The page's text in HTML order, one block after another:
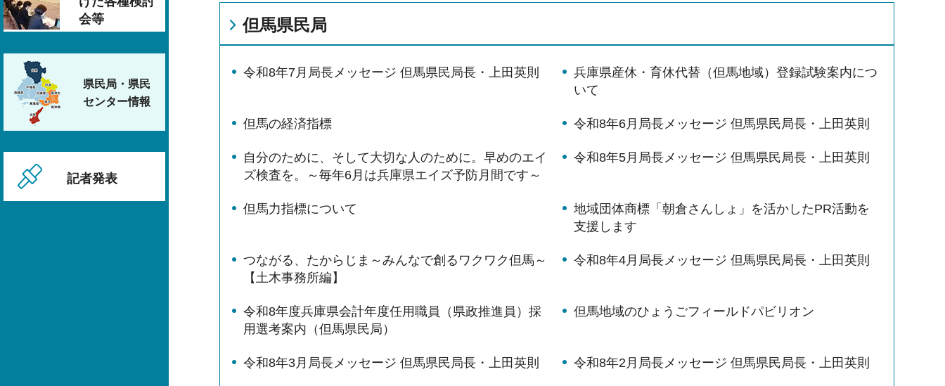
会等
県民局・県民
センター情報
記者発表
但馬県民局
令和8年7月局長メッセージ 但馬県民局長・上田英則
兵庫県産休・育休代替（但馬地域）登録試験案内につ
いて
但馬の経済指標 令和8年6月局長メッセージ 但馬県民局長・上田英則
自分のために、そして大切な人のために。早めのエイ
ズ検査を。～毎年6月は兵庫県エイズ予防月間です～
令和8年5月局長メッセージ 但馬県民局長・上田英則
但馬力指標について
地域団体商標「朝倉さんしょ」を活かしたPR活動を
支援します
つながる、たからじま～みんなで創るワクワク但馬～
【土木事務所編】
令和8年4月局長メッセージ 但馬県民局長・上田英則
令和8年度兵庫県会計年度任用職員（県政推進員）採
用選考案内（但馬県民局）
但馬地域のひょうごフィールドパビリオン
令和8年3月局長メッセージ 但馬県民局長・上田英則 令和8年2月局長メッセージ 但馬県民局長・上田英則